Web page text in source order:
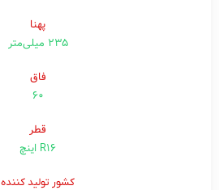
پهنا
۲۳۵ میلی‌متر
فاق
۶۰
قطر
R16 اینچ
کشور تولید کننده